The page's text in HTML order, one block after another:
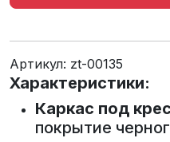
Артикул: zt-00135
Характеристики:
Каркас под
покрытие